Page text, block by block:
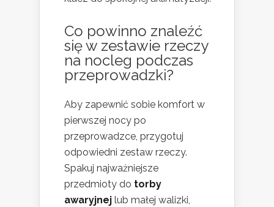
Co powinno znaleźć
się w zestawie rzeczy
na nocleg podczas
przeprowadzki?
Aby zapewnić sobie komfort w
pierwszej nocy po
przeprowadzce, przygotuj
odpowiedni zestaw rzeczy.
Spakuj najważniejsze
przedmioty do torby
awaryjnej lub małej walizki,